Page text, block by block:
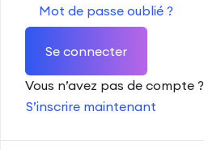
Mot de passe oublié ?
Se connecter
Vous n’avez pas de compte ?
S’inscrire maintenant